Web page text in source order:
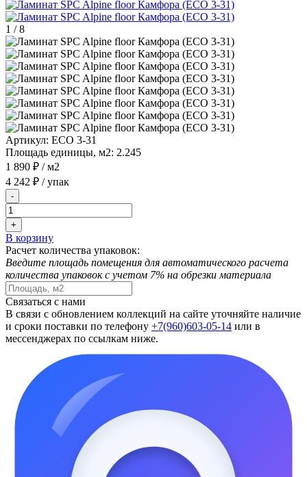
1 /8
Артикул: ЕСО 3-31
Площадь единицы, м2: 2.245
1 890 ₽ / м2
4 242 ₽ / упак
-
+
В корзину
Расчет количества упаковок:
Введите площадь помещения для автоматического расчета
количества упаковок с учетом 7% на обрезки материала
Связаться с нами
В связи с обновлением коллекций на сайте уточняйте наличие
и сроки поставки по телефону +7(960)603-05-14 или в
мессенджерах по ссылкам ниже.